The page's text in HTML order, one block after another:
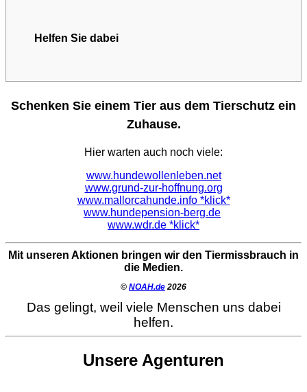
Helfen Sie dabei
Schenken Sie einem Tier aus dem Tierschutz ein
Zuhause.
Hier warten auch noch viele:
www.hundewollenleben.net
www.grund-zur-hoffnung.org
www.mallorcahunde.info *klick*
www.hundepension-berg.de
www.wdr.de *klick*
Mit unseren Aktionen bringen wir den Tiermissbrauch in
die Medien.
© NOAH.de 2026
Das gelingt, weil viele Menschen uns dabei
helfen.
Unsere Agenturen